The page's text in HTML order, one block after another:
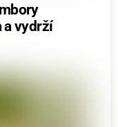
a vydrží